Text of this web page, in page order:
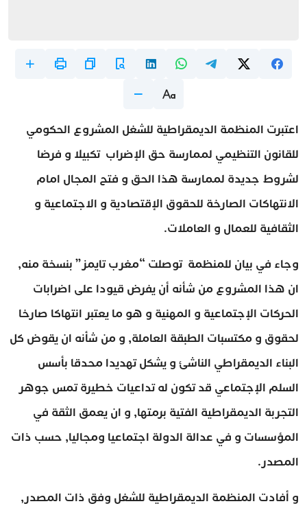
اعتبرت المنظمة الديمقراطية للشغل المشروع الحكومي
للقانون التنظيمي لممارسة حق الإضراب تكبيلا و فرضا
لشروط جديدة لممارسة هذا الحق و فتح المجال امام
الانتهاكات الصارخة للحقوق الإقتصادية و الاجتماعية و
الثقافية للعمال و العاملات.
وجاء في بيان للمنظمة توصلت “مغرب تايمز” بنسخة منه,
ان هذا المشروع من شأنه أن يفرض قيودا على اضرابات
الحركات الإجتماعية و المهنية و هو ما يعتبر انتهاكا صارخا
لحقوق و مكتسبات الطبقة العاملة, و من شأنه ان يقوض كل
البناء الديمقراطي الناشئ و يشكل تهديدا محدقا بأسس
السلم الإجتماعي قد تكون له تداعيات خطيرة تمس جوهر
التجربة الديمقراطية الفتية برمتها, و ان يعمق الثقة في
المؤسسات و في عدالة الدولة اجتماعيا ومجاليا, حسب ذات
المصدر.
و أفادت المنظمة الديمقراطية للشغل وفق ذات المصدر,